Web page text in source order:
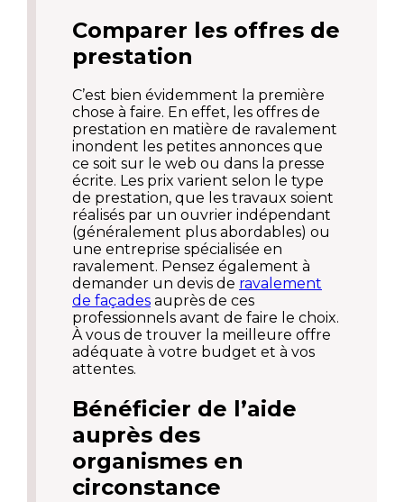
Comparer les offres de
prestation
C’est bien évidemment la première
chose à faire. En effet, les offres de
prestation en matière de ravalement
inondent les petites annonces que
ce soit sur le web ou dans la presse
écrite. Les prix varient selon le type
de prestation, que les travaux soient
réalisés par un ouvrier indépendant
(généralement plus abordables) ou
une entreprise spécialisée en
ravalement. Pensez également à
demander un devis de ravalement
de façades auprès de ces
professionnels avant de faire le choix.
À vous de trouver la meilleure offre
adéquate à votre budget et à vos
attentes.
Bénéficier de l’aide
auprès des
organismes en
circonstance